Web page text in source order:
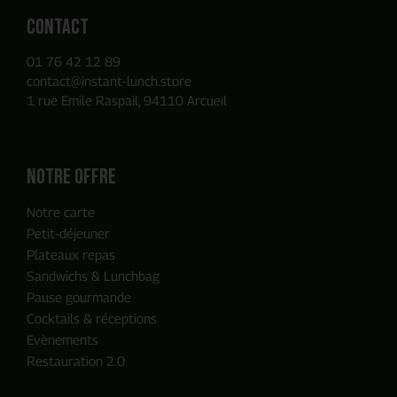
Contact
01 76 42 12 89
contact@instant-lunch.store
1 rue Emile Raspail, 94110 Arcueil
Notre offre
Notre carte
Petit-déjeuner
Plateaux repas
Sandwichs & Lunchbag
Pause gourmande
Cocktails & réceptions
Evènements
Restauration 2.0